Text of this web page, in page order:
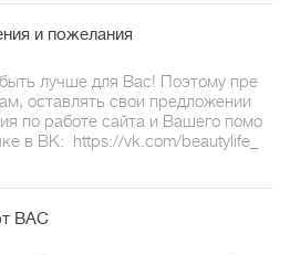
и пожелания
лучше для Вас! Поэтому пре
оставлять свои предложении
по работе сайта и Вашего помо
в ВК: https://vk.com/beautylife_
ВАС